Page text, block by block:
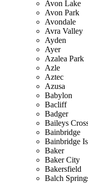
Avon Lake
Avon Park
Avondale
Avra Valley
Ayden
Ayer
Azalea Park
Azle
Aztec
Azusa
Babylon
Bacliff
Badger
Baileys
Bainbridge
Bainbridge
Baker
Baker City
Bakersfield
Balch